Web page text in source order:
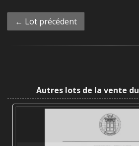
← Lot précédent
Autres lots de la vente du